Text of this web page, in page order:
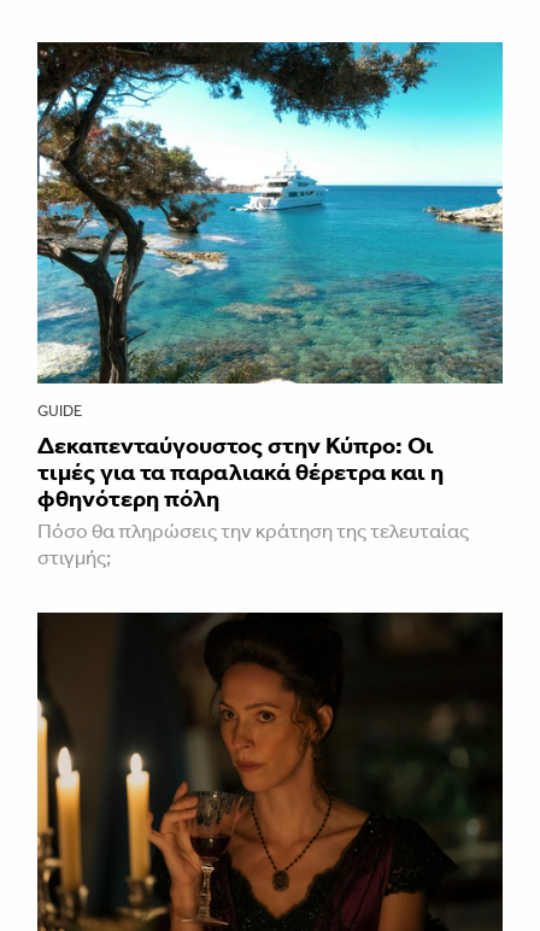
GUIDE
Δεκαπενταύγουστος στην Κύπρο: Οι
τιμές για τα παραλιακά θέρετρα και η
φθηνότερη πόλη
Πόσο θα πληρώσεις την κράτηση της τελευταίας
στιγμής;